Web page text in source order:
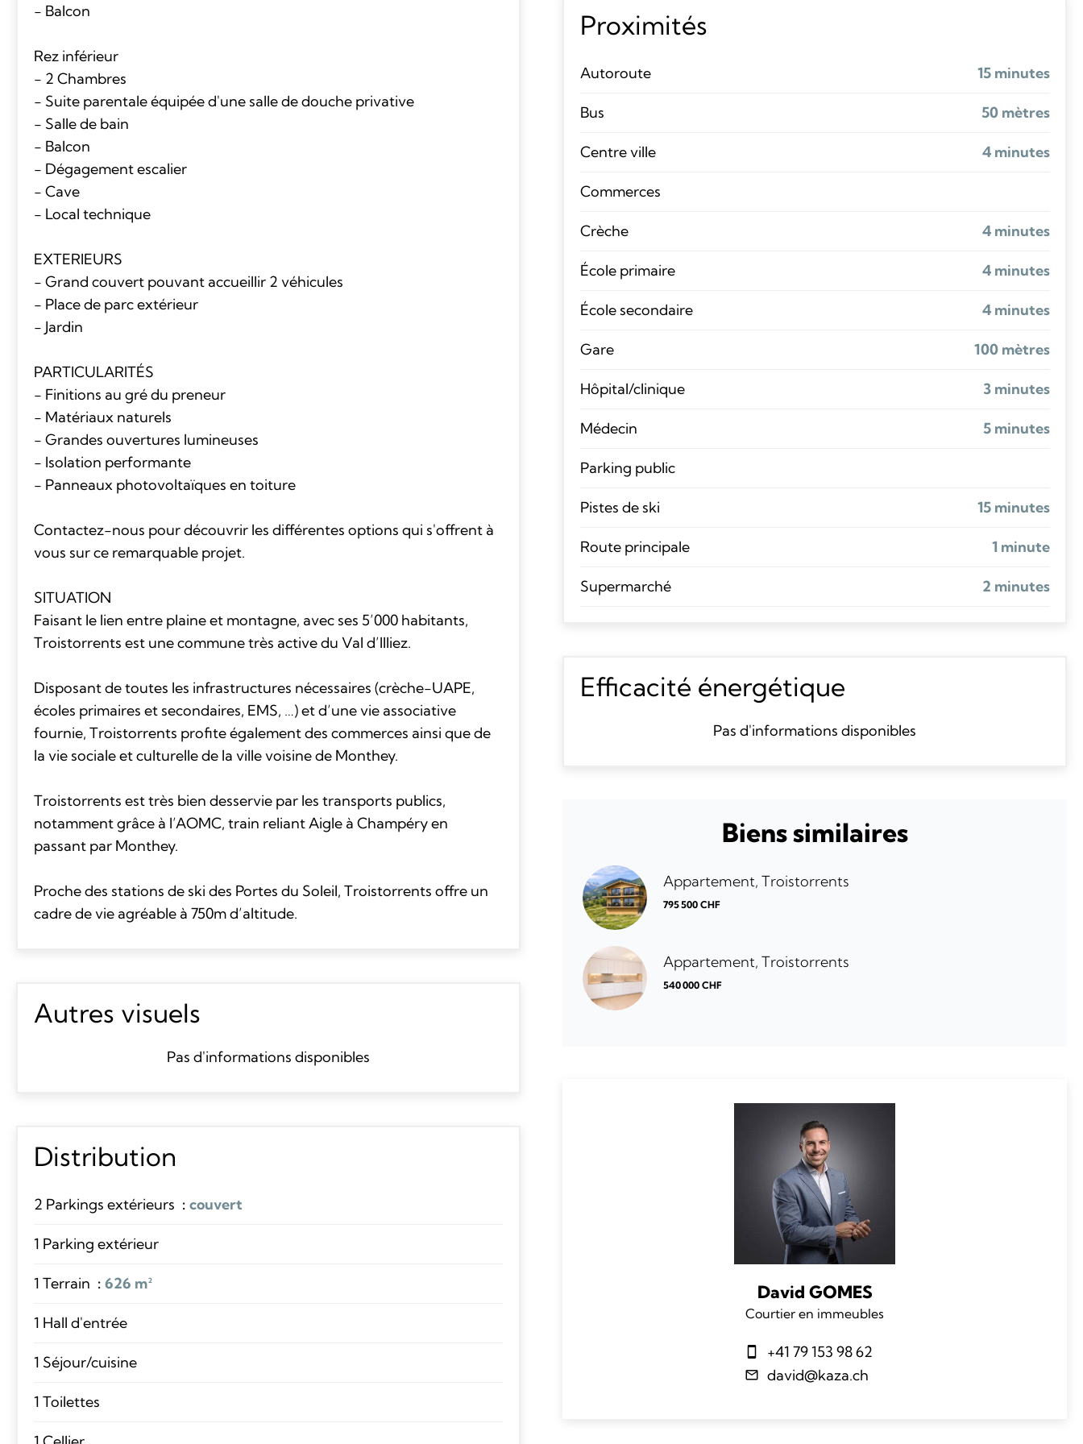
- Balcon
Rez inférieur
- 2 Chambres
- Suite parentale équipée d'une salle de douche privative
- Salle de bain
- Balcon
- Dégagement escalier
- Cave
- Local technique
EXTERIEURS
- Grand couvert pouvant accueillir 2 véhicules
- Place de parc extérieur
- Jardin
PARTICULARITÉS
- Finitions au gré du preneur
- Matériaux naturels
- Grandes ouvertures lumineuses
- Isolation performante
- Panneaux photovoltaïques en toiture
Contactez-nous pour découvrir les différentes options qui s'offrent à
vous sur ce remarquable projet.
SITUATION
Faisant le lien entre plaine et montagne, avec ses 5’000 habitants,
Troistorrents est une commune très active du Val d’Illiez.
Disposant de toutes les infrastructures nécessaires (crèche-UAPE,
écoles primaires et secondaires, EMS, …) et d’une vie associative
fournie, Troistorrents profite également des commerces ainsi que de
la vie sociale et culturelle de la ville voisine de Monthey.
Troistorrents est très bien desservie par les transports publics,
notamment grâce à l’AOMC, train reliant Aigle à Champéry en
passant par Monthey.
Proche des stations de ski des Portes du Soleil, Troistorrents offre un
cadre de vie agréable à 750m d’altitude.
Autres visuels
Pas d'informations disponibles
Distribution
2 Parkings extérieurs couvert
1 Parking extérieur
1 Terrain 626 m²
1 Hall d'entrée
1 Séjour/cuisine
1 Toilettes
Proximités
Autoroute 15 minutes
Bus 50 mètres
Centre ville 4 minutes
Commerces
Crèche 4 minutes
École primaire 4 minutes
École secondaire 4 minutes
Gare 100 mètres
Hôpital/clinique 3 minutes
Médecin 5 minutes
Parking public
Pistes de ski 15 minutes
Route principale 1 minute
Supermarché 2 minutes
Efficacité énergétique
Pas d'informations disponibles
Biens similaires
Appartement, Troistorrents
795 500 CHF
Appartement, Troistorrents
540 000 CHF
David GOMES
Courtier en immeubles
+41 79 153 98 62
david@kaza.ch